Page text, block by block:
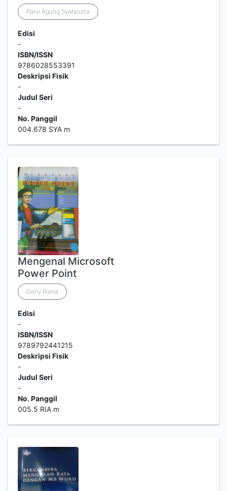
Panji Agung Syahputra
Edisi
-
ISBN/ISSN
9786028553391
Deskripsi Fisik
-
Judul Seri
-
No. Panggil
004.678 SYA m
Mengenal Microsoft
Power Point
Deny Riana
Edisi
-
ISBN/ISSN
9789792441215
Deskripsi Fisik
-
Judul Seri
-
No. Panggil
005.5 RIA m